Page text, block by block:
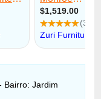
Bairro: Jardim